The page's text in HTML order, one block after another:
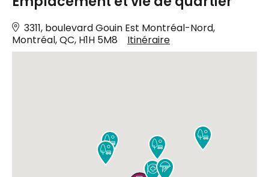
3311, boulevard Gouin Est Montréal-Nord,
Montréal, QC, H1H 5M8
Itinéraire





